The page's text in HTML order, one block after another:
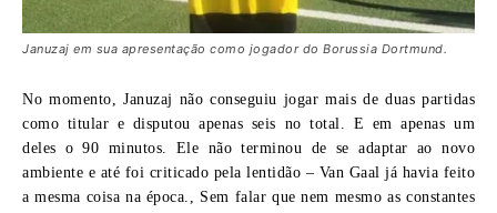
Januzaj em sua apresentação como jogador do Borussia Dortmund.
No momento, Januzaj não conseguiu jogar mais de duas partidas
como titular e disputou apenas seis no total. E em apenas um
deles o 90 minutos. Ele não terminou de se adaptar ao novo
ambiente e até foi criticado pela lentidão – Van Gaal já havia feito
a mesma coisa na época., Sem falar que nem mesmo as constantes